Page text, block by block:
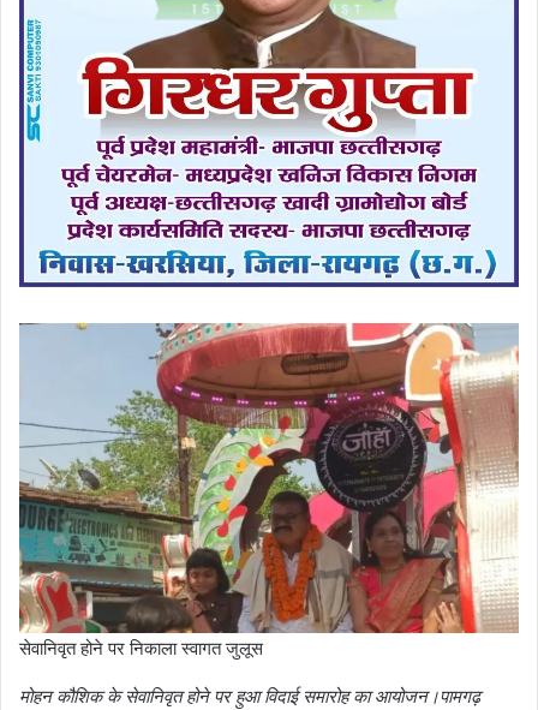
सेवानिवृत होने पर निकाला स्वागत जुलूस
मोहन कौशिक के सेवानिवृत होने पर हुआ विदाई समारोह का आयोजन।पामगढ़